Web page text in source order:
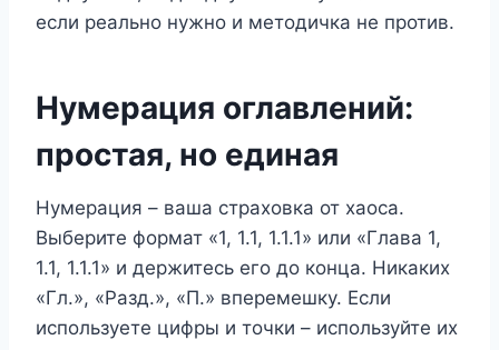
если реально нужно и методичка не против.
Нумерация оглавлений:
простая, но единая
Нумерация – ваша страховка от хаоса.
Выберите формат «1, 1.1, 1.1.1» или «Глава 1,
1.1, 1.1.1» и держитесь его до конца. Никаких
«Гл.», «Разд.», «П.» вперемешку. Если
используете цифры и точки – используйте их